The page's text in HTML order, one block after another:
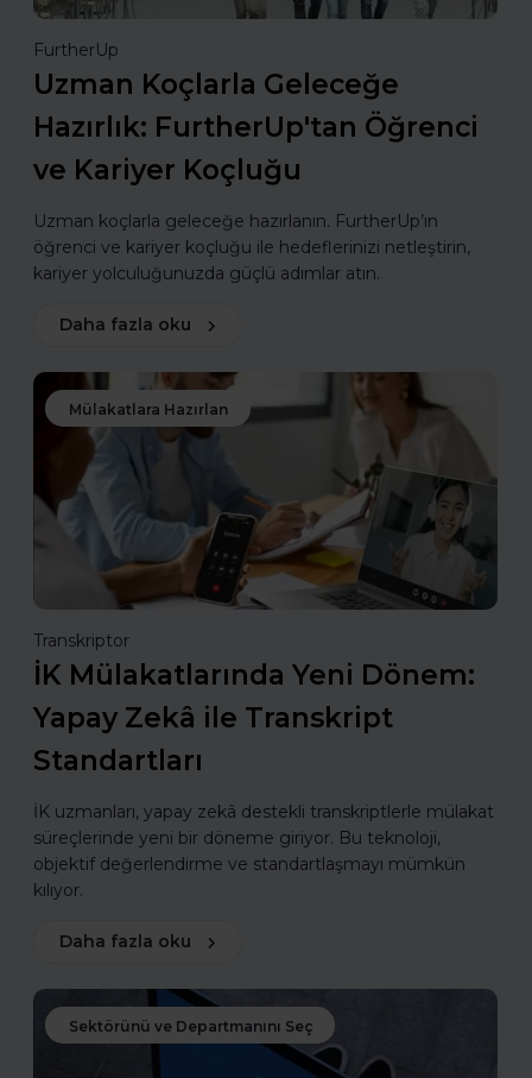
FurtherUp
Uzman Koçlarla Geleceğe
Hazırlık: FurtherUp'tan Öğrenci
ve Kariyer Koçluğu
Uzman koçlarla geleceğe hazırlanın. FurtherUp’ın
öğrenci ve kariyer koçluğu ile hedeflerinizi netleştirin,
kariyer yolculuğunuzda güçlü adımlar atın.
Daha fazla oku
Mülakatlara Hazırlan
Transkriptor
İK Mülakatlarında Yeni Dönem:
Yapay Zekâ ile Transkript
Standartları
İK uzmanları, yapay zekâ destekli transkriptlerle mülakat
süreçlerinde yeni bir döneme giriyor. Bu teknoloji,
objektif değerlendirme ve standartlaşmayı mümkün
kılıyor.
Daha fazla oku
Sektörünü ve Departmanını Seç